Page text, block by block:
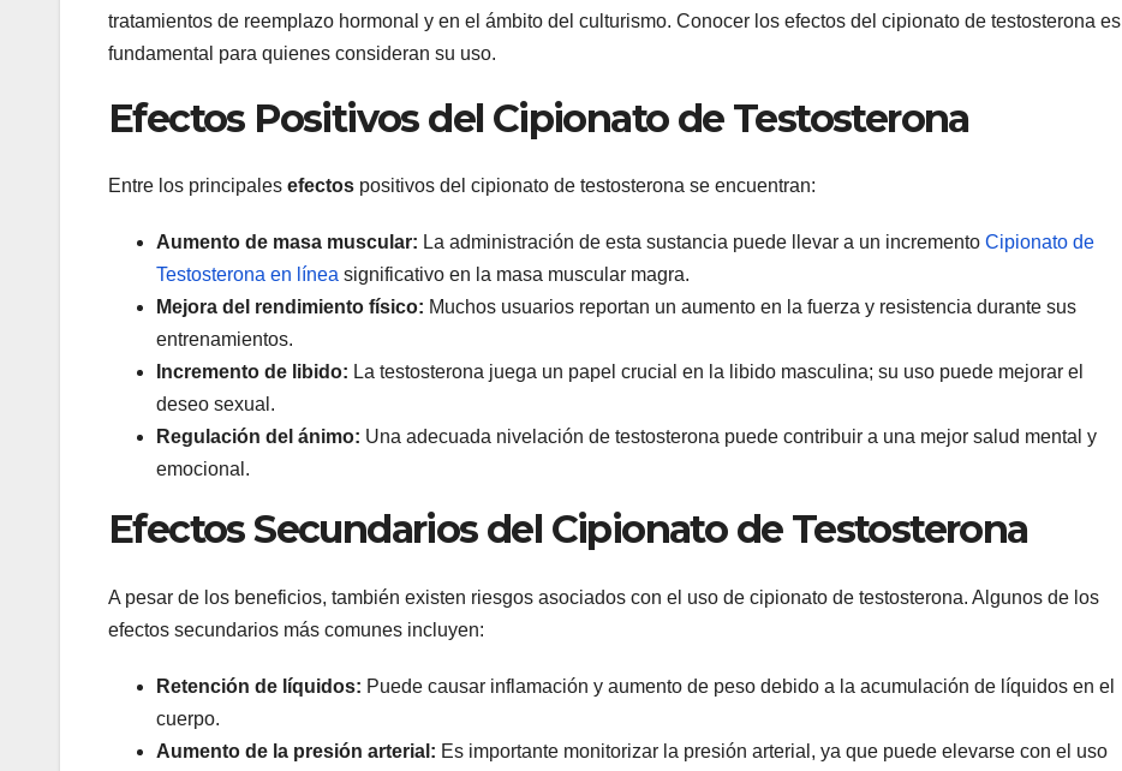
tratamientos de reemplazo hormonal y en el ámbito del culturismo. Conocer los efectos del cipionato de testosterona es
fundamental para quienes consideran su uso.
Efectos Positivos del Cipionato de Testosterona
Entre los principales efectos positivos del cipionato de testosterona se encuentran:
Aumento de masa muscular: La administración de esta sustancia puede llevar a un incremento Cipionato de
Testosterona en línea significativo en la masa muscular magra.
Mejora del rendimiento físico: Muchos usuarios reportan un aumento en la fuerza y resistencia durante sus
entrenamientos.
Incremento de libido: La testosterona juega un papel crucial en la libido masculina; su uso puede mejorar el
deseo sexual.
Regulación del ánimo: Una adecuada nivelación de testosterona puede contribuir a una mejor salud mental y
emocional.
Efectos Secundarios del Cipionato de Testosterona
A pesar de los beneficios, también existen riesgos asociados con el uso de cipionato de testosterona. Algunos de los
efectos secundarios más comunes incluyen:
Retención de líquidos: Puede causar inflamación y aumento de peso debido a la acumulación de líquidos en el
cuerpo.
Aumento de la presión arterial: Es importante monitorizar la presión arterial, ya que puede elevarse con el uso